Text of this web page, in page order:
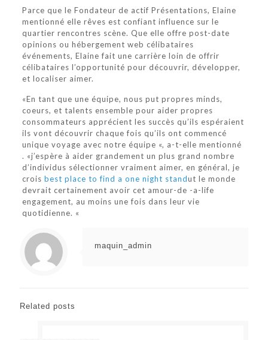
Parce que le Fondateur de actif Présentations, Elaine
mentionné elle rêves est confiant influence sur le
quartier rencontres scène. Que elle offre post-date
opinions ou hébergement web célibataires
événements, Elaine fait une carrière loin de offrir
célibataires l’opportunité pour découvrir, développer,
et localiser aimer.
«En tant que une équipe, nous put propres minds,
coeurs, et talents ensemble pour aider propres
consommateurs apprécient les succès qu’ils espéraient
ils vont découvrir chaque fois qu’ils ont commencé
unique voyage avec notre équipe «, a-t-elle mentionné
. «j’espère à aider grandement un plus grand nombre
d’individus sélectionner vraiment aimer, en général, je
crois best place to find a one night standut le monde
devrait certainement avoir cet amour-de -a-life
engagement, au moins une fois dans leur vie
quotidienne. «
maquin_admin
Related posts